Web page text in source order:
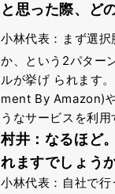
と思った際、
ど
小林代表：まず選択
か、という2パター
ルが挙げ られます
ment By Amazon)
うなサービスを利用
村井：なるほど。
れますでしょう
小林代表：自社で